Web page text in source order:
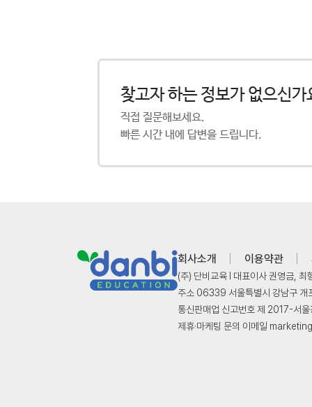
찾고자 하는 정보가 없으신
직접 질문해보세요.
빠른 시간 내에 답변을 드립니다.
회사소개 이용약관
(주) 단비교육 l 대표이사 권영금, 최
주소 06339 서울특별시 강남구
통신판매업 신고번호 제 2017-
제휴·마케팅 문의 이메일